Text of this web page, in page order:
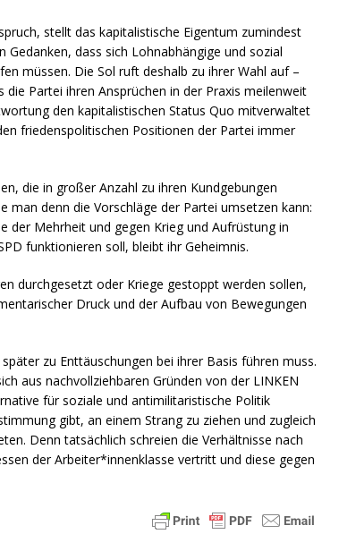
stellt das kapitalistische Eigentum zumindest
dass sich Lohnabhängige und sozial
müssen. Die Sol ruft deshalb zu ihrer Wahl auf –
Partei ihren Ansprüchen in der Praxis meilenweit
den kapitalistischen Status Quo mitverwaltet
friedenspolitischen Positionen der Partei immer
die in großer Anzahl zu ihren Kundgebungen
man denn die Vorschläge der Partei umsetzen kann:
der Mehrheit und gegen Krieg und Aufrüstung in
funktionieren soll, bleibt ihr Geheimnis.
durchgesetzt oder Kriege gestoppt werden sollen,
Druck und der Aufbau von Bewegungen
zu Enttäuschungen bei ihrer Basis führen muss.
aus nachvollziehbaren Gründen von der LINKEN
für soziale und antimilitaristische Politik
gibt, an einem Strang zu ziehen und zugleich
Denn tatsächlich schreien die Verhältnisse nach
der Arbeiter*innenklasse vertritt und diese gegen